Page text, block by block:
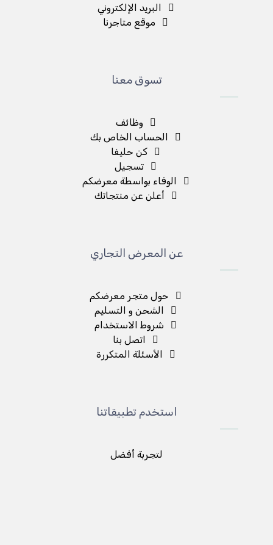
البريد الإلكتروني
موقع متاجرنا
تسوق معنا
وظائف
الحساب الخاص بك
كن حليفا
تسجيل
الوفاء بواسطة معرضكم
أعلن عن منتجاتك
عن المعرض التجاري
حول متجر معرضكم
الشحن و التسليم
شروط الاستخدام
اتصل بنا
الأسئلة المتكررة
استخدم تطبيقاتنا
لتجربة أفضل